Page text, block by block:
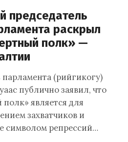
председатель
раскрыл
полк» —
парламента (рийгикогу)
публично заявил, что
является для
захватчиков и
символом репрессий…